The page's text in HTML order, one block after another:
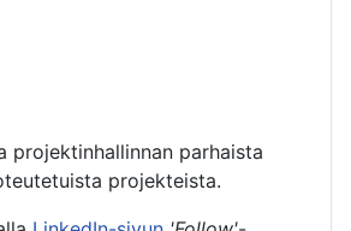
projektinhallinnan parhaista
projekteista.